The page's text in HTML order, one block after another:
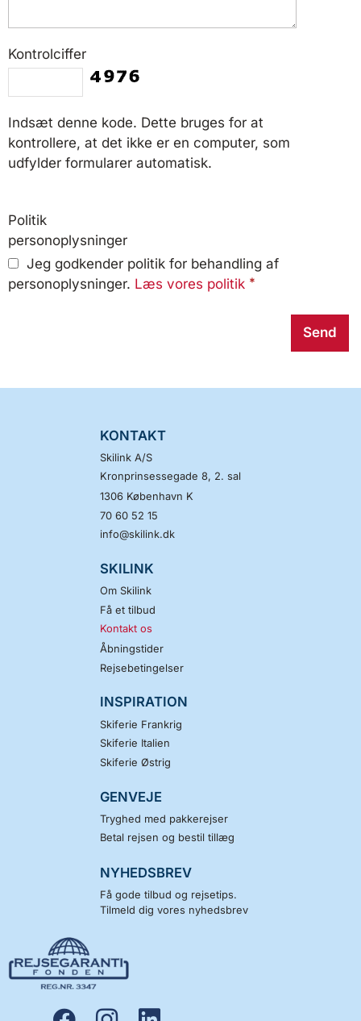
Kontrolciffer
Indsæt denne kode. Dette bruges for at
kontrollere, at det ikke er en computer, som
udfylder formularer automatisk.
Politik
personoplysninger
Jeg godkender politik for behandling af
personoplysninger. Læs vores politik *
Telefon: 70 60 52 15
E-mail: info@skilink.dk
Facebook:skilink2021
Instagram:
LinkedIn:
Adresse:
2. sal
1306
Ring til os
KONTAKT
Skilink A/S
Kronprinsessegade 8, 2. sal
1306 København K
70 60 52 15
info@skilink.dk
SKILINK
Om Skilink
Få et tilbud
Kontakt os
Åbningstider
Rejsebetingelser
INSPIRATION
Skiferie Frankrig
Skiferie Italien
Skiferie Østrig
GENVEJE
Tryghed med pakkerejser
Betal rejsen og bestil tillæg
NYHEDSBREV
Få gode tilbud og rejsetips.
Tilmeld dig vores nyhedsbrev